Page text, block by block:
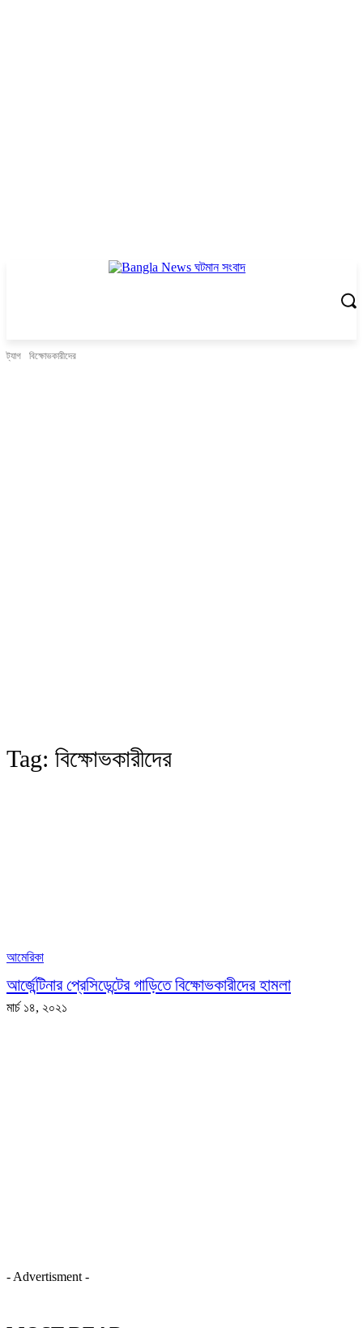
ট্যাগ বিক্ষোভকারীদের
Tag: বিক্ষোভকারীদের
আমেরিকা
আর্জেন্টিনার প্রেসিডেন্টের গাড়িতে বিক্ষোভকারীদের হামলা
মার্চ ১৪, ২০২১
- Advertisment -